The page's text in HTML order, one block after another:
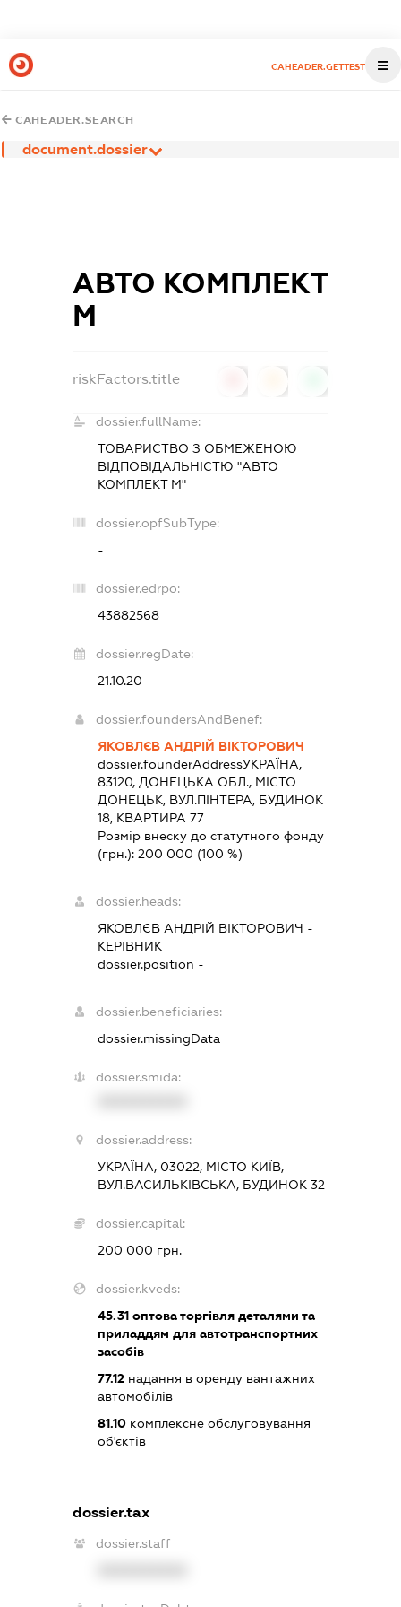
CAHEADER.GETTEST
CAHEADER.SEARCH
document.dossier
АВТО КОМПЛЕКТ
М
riskFactors.title
dossier.fullName:
ТОВАРИСТВО З ОБМЕЖЕНОЮ
ВІДПОВІДАЛЬНІСТЮ "АВТО
КОМПЛЕКТ М"
dossier.opfSubType:
-
dossier.edrpo:
43882568
dossier.regDate:
21.10.20
dossier.foundersAndBenef:
ЯКОВЛЄВ АНДРІЙ ВІКТОРОВИЧ
dossier.founderAddressУКРАЇНА,
83120, ДОНЕЦЬКА ОБЛ., МІСТО
ДОНЕЦЬК, ВУЛ.ПІНТЕРА, БУДИНОК
18, КВАРТИРА 77
Розмір внеску до статутного фонду
(грн.): 200 000 (100 %)
dossier.heads:
ЯКОВЛЄВ АНДРІЙ ВІКТОРОВИЧ -
КЕРІВНИК
dossier.position -
dossier.beneficiaries:
dossier.missingData
dossier.smida:
dossier.address:
УКРАЇНА, 03022, МІСТО КИЇВ,
ВУЛ.ВАСИЛЬКІВСЬКА, БУДИНОК 32
dossier.capital:
200 000 грн.
dossier.kveds:
45.31оптова торгівля деталями та
приладдям для автотранспортних
засобів
77.12надання в оренду вантажних
автомобілів
81.10комплексне обслуговування
об'єктів
dossier.tax
dossier.staff